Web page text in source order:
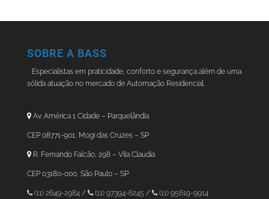
SOBRE A BASS
Especialistas em praticidade, conforto e segurança além de uma
sólida atuação no mercado de Automação Residencial.
Av. América 1 Cidade – Parquelândia
CEP 08771-901, Mogi das Cruzes – SP
R. Fernando Falcão, 298 – Vila Claudia
CEP 03180-000, São Paulo – SP
(11) 2649-2984 / (11) 97394-6245 /
(11) 95619-9914